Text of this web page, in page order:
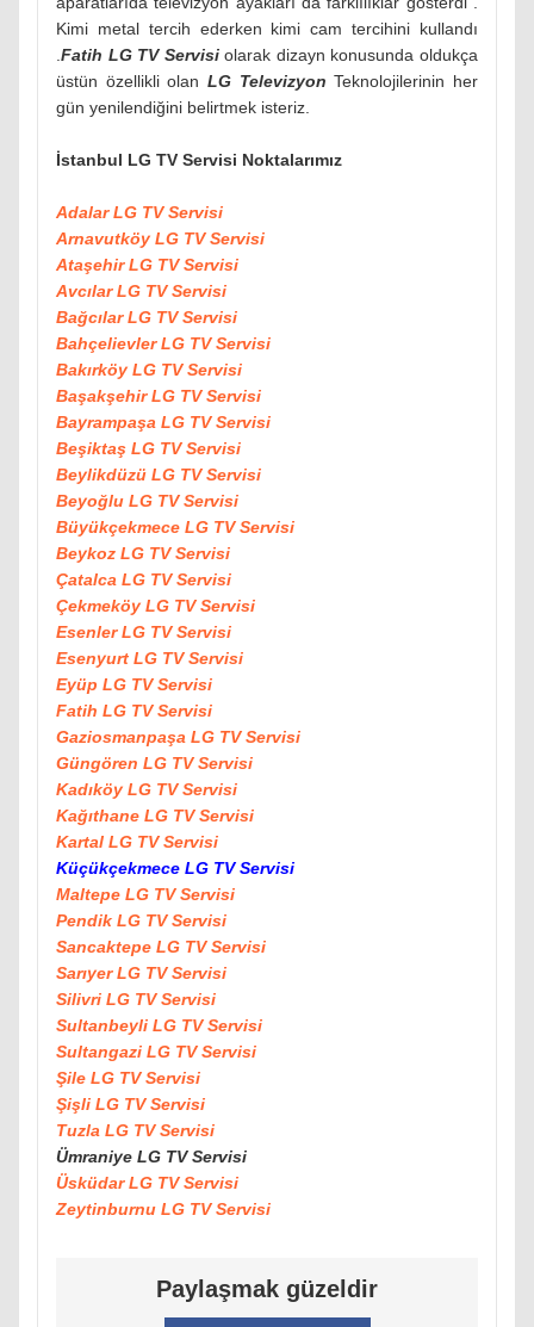
Kimi metal tercih ederken kimi cam tercihini kullandı
.Fatih LG TV Servisiolarak dizayn konusunda oldukça
üstün özellikli olan LG Televizyon Teknolojilerinin her
gün yenilendiğini belirtmek isteriz.
İstanbul LG TV Servisi Noktalarımız
Adalar LG TV Servisi
Arnavutköy LG TV Servisi
Ataşehir LG TV Servisi
Avcılar LG TV Servisi
Bağcılar LG TV Servisi
Bahçelievler LG TV Servisi
Bakırköy LG TV Servisi
Başakşehir LG TV Servisi
Bayrampaşa LG TV Servisi
Beşiktaş LG TV Servisi
Beylikdüzü LG TV Servisi
Beyoğlu LG TV Servisi
Büyükçekmece LG TV Servisi
Beykoz LG TV Servisi
Çatalca LG TV Servisi
Çekmeköy LG TV Servisi
Esenler LG TV Servisi
Esenyurt LG TV Servisi
Eyüp LG TV Servisi
Fatih LG TV Servisi
Gaziosmanpaşa LG TV Servisi
Güngören LG TV Servisi
Kadıköy LG TV Servisi
Kağıthane LG TV Servisi
Kartal LG TV Servisi
Küçükçekmece LG TV Servisi
Maltepe LG TV Servisi
Pendik LG TV Servisi
Sancaktepe LG TV Servisi
Sarıyer LG TV Servisi
Silivri LG TV Servisi
Sultanbeyli LG TV Servisi
Sultangazi LG TV Servisi
Şile LG TV Servisi
Şişli LG TV Servisi
Tuzla LG TV Servisi
Ümraniye LG TV Servisi
Üsküdar LG TV Servisi
Zeytinburnu LG TV Servisi
Paylaşmak güzeldir